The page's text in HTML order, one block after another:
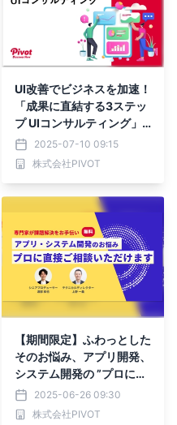
UI改善でビジネスを加速！
「成果に直結する3ステッ
プ UIコンサルティング」
資料を7月8日無料公開
2025-07-10 09:15
株式会社PIVOT
【期間限定】ふわっとした
そのお悩み、アプリ開発、
システム開発の ”プロに直
接” 聞けちゃう！オンライ
ン無料個別相談受付中！
2025-06-26 09:30
株式会社PIVOT